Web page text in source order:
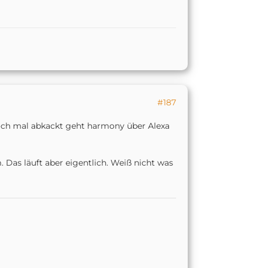
#187
mal abkackt geht harmony über Alexa
Das läuft aber eigentlich. Weiß nicht was